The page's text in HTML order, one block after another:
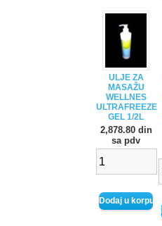
ULJE ZA
MASAŽU
WELLNES
ULTRAFREEZE
GEL 1/2L
2,878.80 din
sa pdv